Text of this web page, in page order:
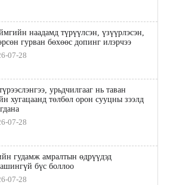
наадамд түрүүлсэн, үзүүрлэсэн,
гурван бөхөөс допинг илэрчээ
07-28
урьдчилгааг нь таван
хугацаанд төлбөл орон сууцны зээлд
07-28
гудамж амралтын өдрүүдэд
бүс боллоо
07-28